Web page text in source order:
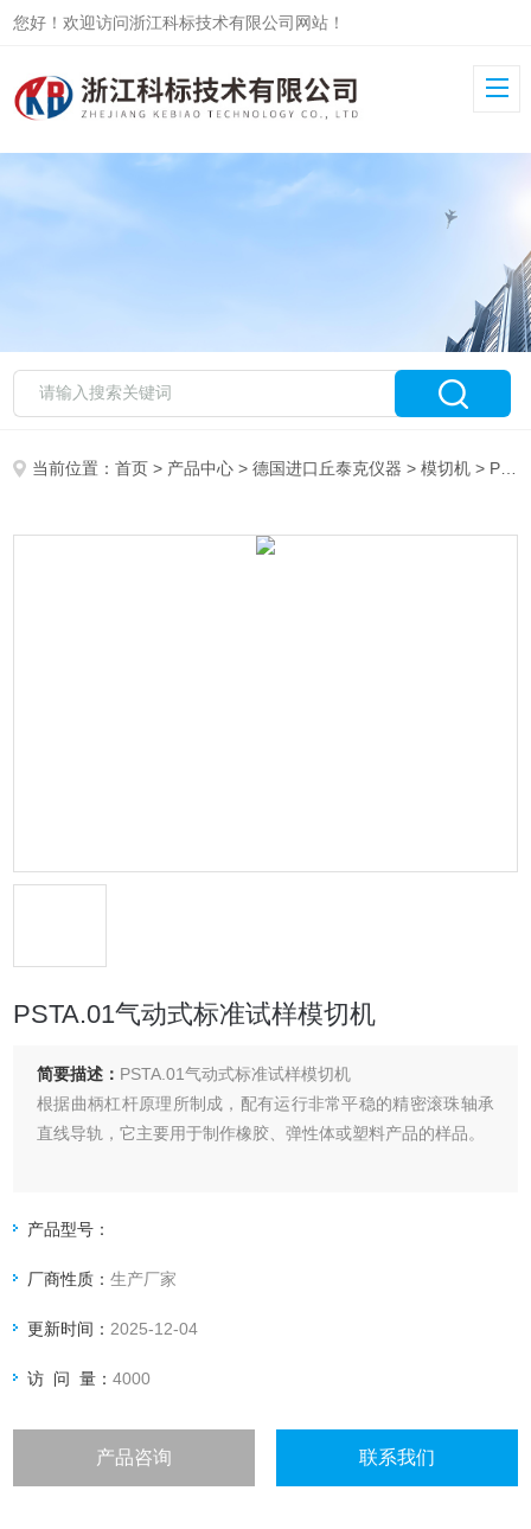
您好！欢迎访问浙江科标技术有限公司网站！
当前位置：首页 > 产品中心 >德国进口丘泰克仪器 >模切机 > PSTA.01气动式标准试样模切机
PSTA.01气动式标准试样模切机
简要描述： PSTA.01气动式标准试样模切机
根据曲柄杠杆原理所制成，配有运行非常平稳的精密滚珠轴承
直线导轨，它主要用于制作橡胶、弹性体或塑料产品的样品。
产品型号：
厂商性质：生产厂家
更新时间： 2025-12-04
访 问 量：4000
产品咨询 联系我们